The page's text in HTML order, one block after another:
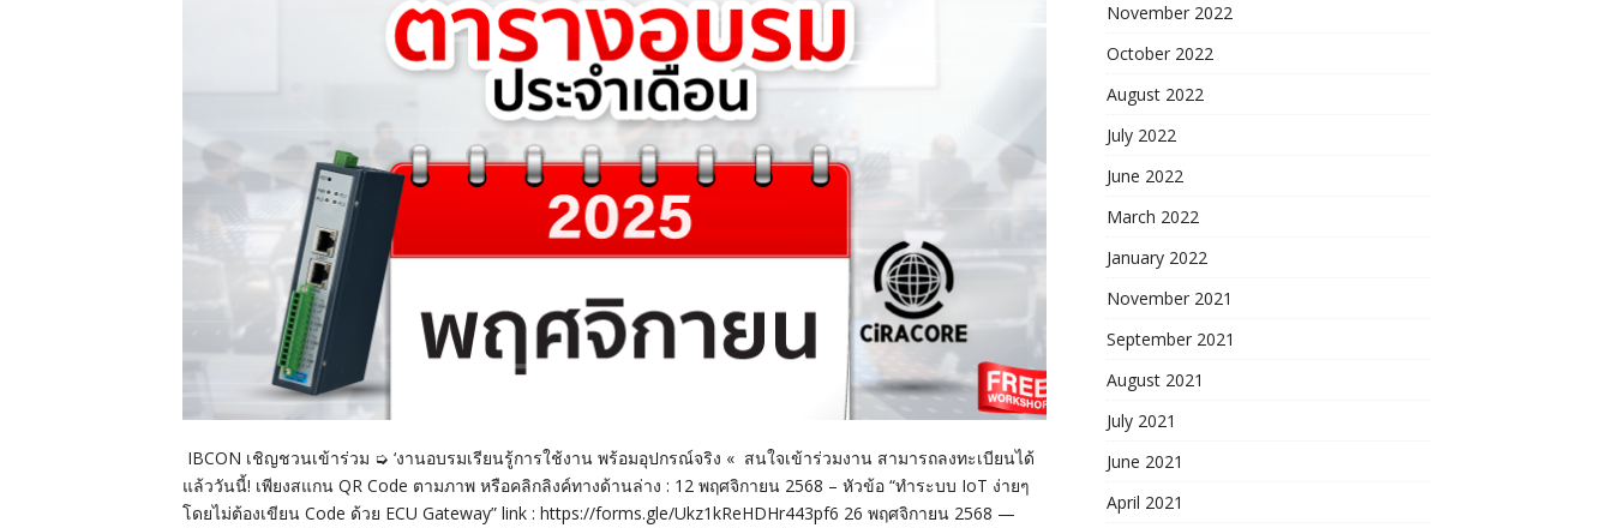
IBCON เชิญชวนเข้าร่วม ➭ ‘งานอบรมเรียนรู้การใช้งาน พร้อมอุปกรณ์จริง « สนใจเข้าร่วมงาน สามารถลงทะเบียนได้
แล้ววันนี้! เพียงสแกน QR Code ตามภาพ หรือคลิกลิงค์ทางด้านล่าง : 12 พฤศจิกายน 2568 – หัวข้อ “ทำระบบ IoT ง่ายๆ
โดยไม่ต้องเขียน Code ด้วย ECU Gateway” link : https://forms.gle/Ukz1kReHDHr443pf6 26 พฤศจิกายน 2568 —
November 2022
October 2022
August 2022
July 2022
June 2022
March 2022
January 2022
November 2021
September 2021
August 2021
July 2021
June 2021
April 2021